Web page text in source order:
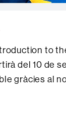
to
del 10 de
gràcies al